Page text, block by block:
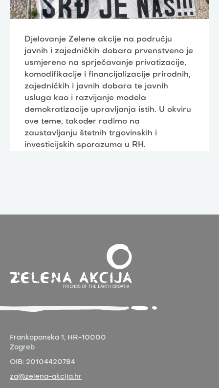
Djelovanje Zelene akcije na području
javnih i zajedničkih dobara prvenstveno je
usmjereno na sprječavanje privatizacije,
komodifikacije i financijalizacije prirodnih,
zajedničkih i javnih dobara te javnih
usluga kao i razvijanje modela
demokratizacije upravljanja istih. U okviru
ove teme, također radimo na
zaustavljanju štetnih trgovinskih i
investicijskih sporazuma u RH.
Frankopanska 1, HR-10000
Zagreb
OIB: 20104420784
za@zelena-akcija.hr